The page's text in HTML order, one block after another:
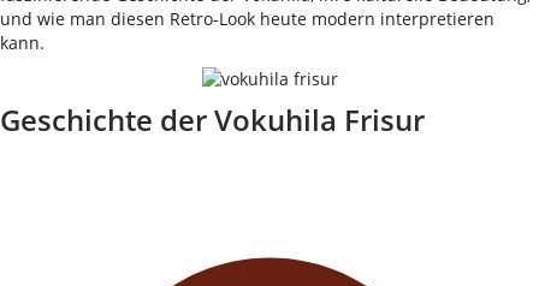
und wie man diesen Retro-Look heute modern interpretieren
kann.
Geschichte der Vokuhila Frisur